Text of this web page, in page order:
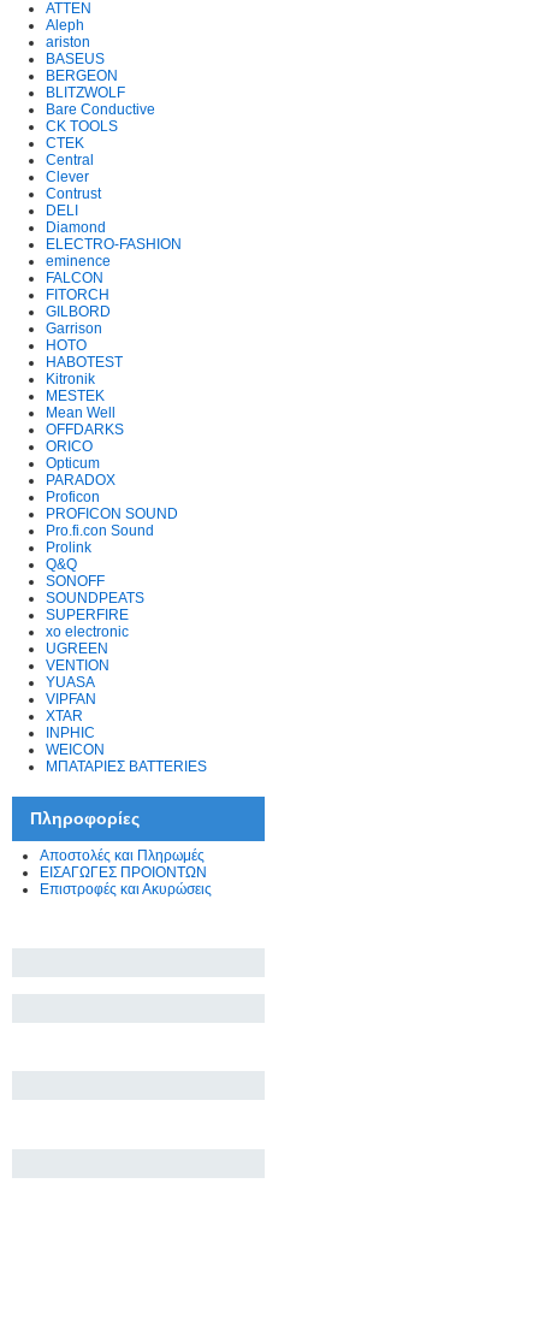
ATTEN
Aleph
ariston
BASEUS
BERGEON
BLITZWOLF
Bare Conductive
CK TOOLS
CTEK
Central
Clever
Contrust
DELI
Diamond
ELECTRO-FASHION
eminence
FALCON
FITORCH
GILBORD
Garrison
HOTO
HABOTEST
Kitronik
MESTEK
Mean Well
OFFDARKS
ORICO
Opticum
PARADOX
Proficon
PROFICON SOUND
Pro.fi.con Sound
Prolink
Q&Q
SONOFF
SOUNDPEATS
SUPERFIRE
xo electronic
UGREEN
VENTION
YUASA
VIPFAN
XTAR
INPHIC
WEICON
ΜΠΑΤΑΡΙΕΣ BATTERIES
Πληροφορίες
Αποστολές και Πληρωμές
ΕΙΣΑΓΩΓΕΣ ΠΡΟΙΟΝΤΩΝ
Επιστροφές και Ακυρώσεις